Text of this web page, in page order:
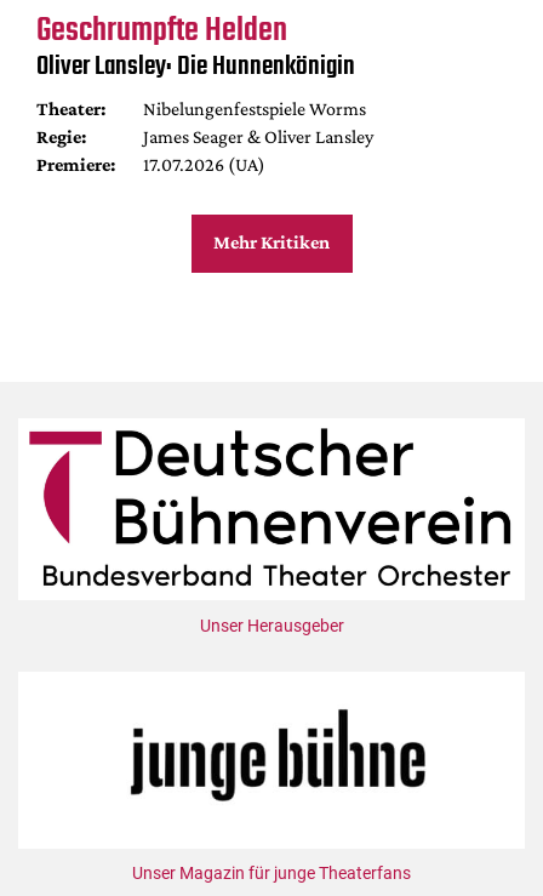
Geschrumpfte Helden
Oliver Lansley: Die Hunnenkönigin
Theater:
Nibelungenfestspiele Worms
Regie:
James Seager & Oliver Lansley
Premiere:
17.07.2026 (UA)
Mehr Kritiken
Unser Herausgeber
Unser Magazin für junge Theaterfans